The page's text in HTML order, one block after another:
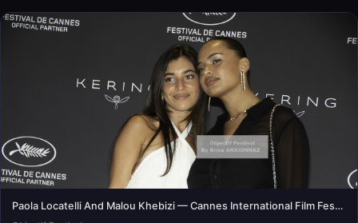
Paola Locatelli And Malou Khebizi — Cannes International Film Festival